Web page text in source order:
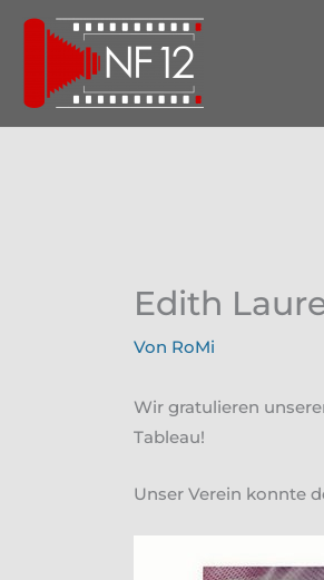
Zum
springen
Edith
Von RoMi
Wir gratulieren
Tableau!
Unser Verein konnte